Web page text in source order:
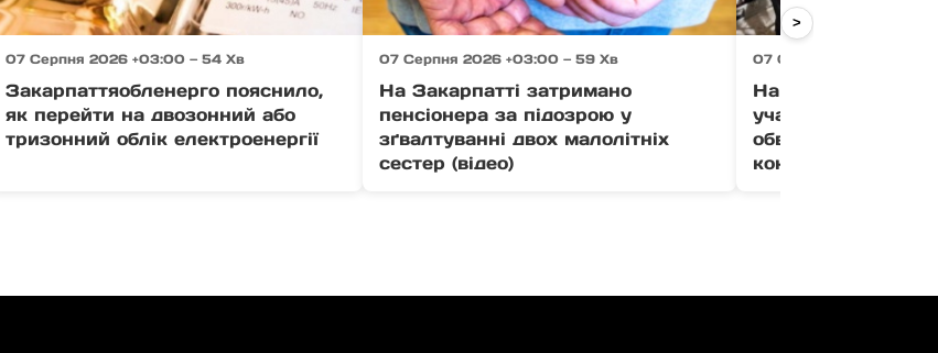
07 Серпня 2026 +03:00 — 54 Хв
Закарпаттяобленерго пояснило,
як перейти на двозонний або
тризонний облік електроенергії
07 Серпня 2026 +03:00 — 59 Хв
На Закарпатті затримано
пенсіонера за підозрою у
зґвалтуванні двох малолітніх
сестер (відео)
07 Серпня 2026 +03:00
На Закарпатті
учасників
обвинувачують у
кокаїну з ЄС
>